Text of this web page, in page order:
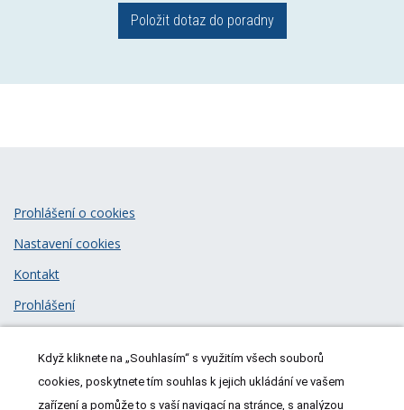
Položit dotaz do poradny
© 2026MeDitorial| ISSN 1805-3408
Prohlášení o cookies
Nastavení cookies
Kontakt
Prohlášení
Když kliknete na „Souhlasím“ s využitím všech souborů
cookies, poskytnete tím souhlas k jejich ukládání ve vašem
zařízení a pomůže to s vaší navigací na stránce, s analýzou